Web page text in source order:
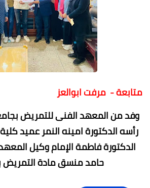
متابعة - مرفت ابوالعز
وفد من المعهد الفنى للتمريض
رأسه الدكتورة امينه النمر عميد
الدكتورة فاطمة الإمام وكيل
حامد منسق مادة التمريض